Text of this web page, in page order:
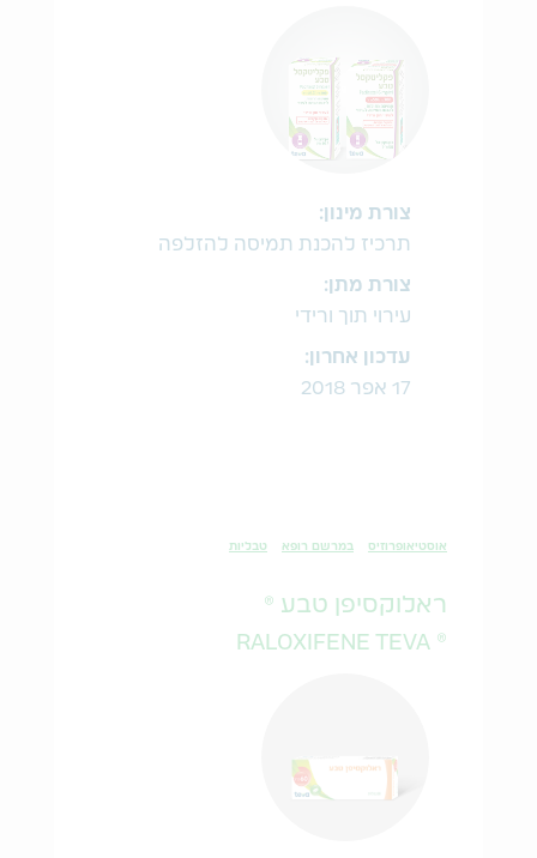
צורת מינון:
תרכיז להכנת תמיסה להזלפה
צורת מתן:
עירוי תוך ורידי
עדכון אחרון:
17 אפר 2018
אוסטיאופרוזיס במרשם רופא טבליות
ראלוקסיפן טבע ®
® RALOXIFENE TEVA